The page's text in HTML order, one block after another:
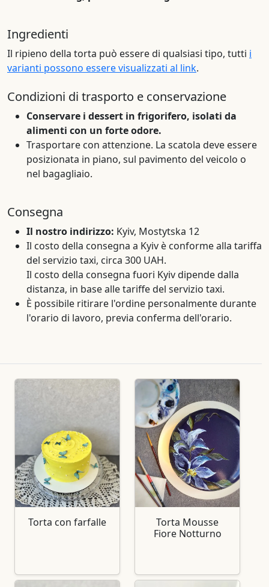
Ingredienti
Il ripieno della torta può essere di qualsiasi tipo, tutti i
varianti possono essere visualizzati al link.
Condizioni di trasporto e conservazione
Conservare i dessert in frigorifero, isolati da
alimenti con un forte odore.
Trasportare con attenzione. La scatola deve essere
posizionata in piano, sul pavimento del veicolo o
nel bagagliaio.
Consegna
Il nostro indirizzo: Kyiv, Mostytska 12
Il costo della consegna a Kyiv è conforme alla tariffa
del servizio taxi, circa 300 UAH.
Il costo della consegna fuori Kyiv dipende dalla
distanza, in base alle tariffe del servizio taxi.
È possibile ritirare l'ordine personalmente durante
l'orario di lavoro, previa conferma dell'orario.
Torta con farfalle
Torta Mousse
Fiore Notturno